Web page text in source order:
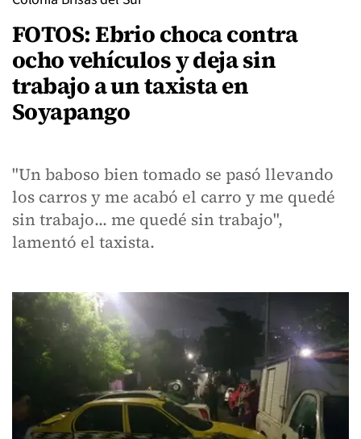
FOTOS: Ebrio choca contra
ocho vehículos y deja sin
trabajo a un taxista en
Soyapango
"Un baboso bien tomado se pasó llevando
los carros y me acabó el carro y me quedé
sin trabajo... me quedé sin trabajo",
lamentó el taxista.